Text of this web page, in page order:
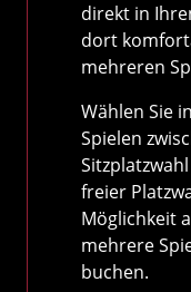
direkt in
dort
mehreren
Wählen Sie
Spielen
freier
Möglichkeit
mehrere
buchen.